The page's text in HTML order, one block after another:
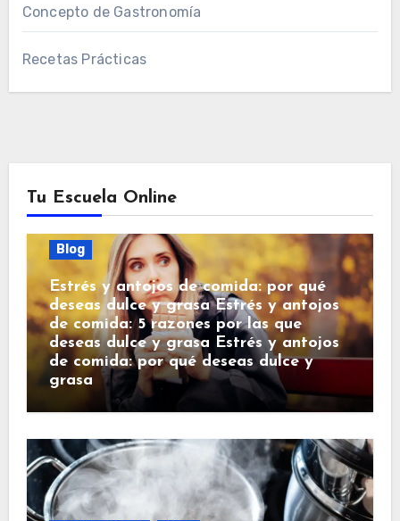
Concepto de Gastronomía
Recetas Prácticas
Tu Escuela Online
Blog
Estrés y antojos de comida: por qué
deseas dulce y grasa Estrés y antojos
de comida: 5 razones por las que
deseas dulce y grasa Estrés y antojos
de comida: por qué deseas dulce y
grasa